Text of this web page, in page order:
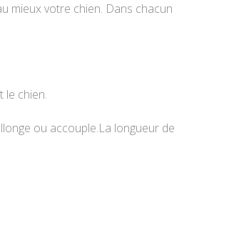
mieux votre chien. Dans chacun
le chien.
ou accouple.La longueur de